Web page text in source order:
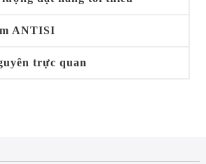
ANTISI
trực quan